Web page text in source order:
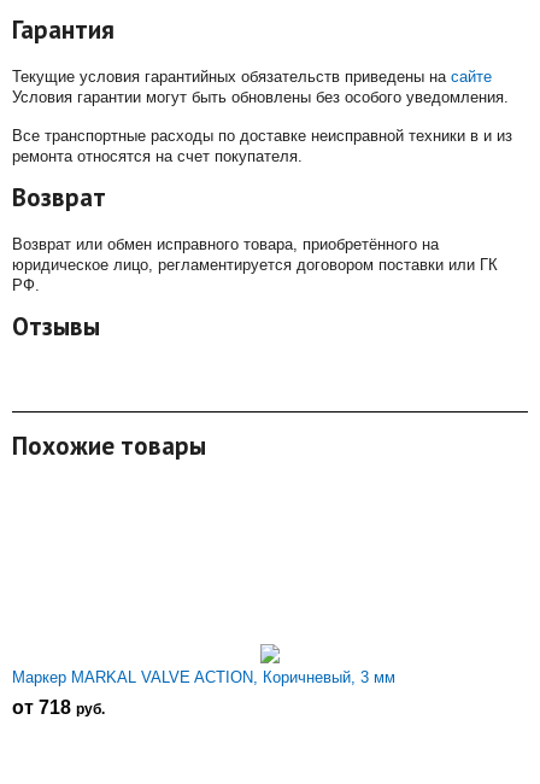
Гарантия
Текущие условия гарантийных обязательств приведены на сайте
Условия гарантии могут быть обновлены без особого уведомления.
Все транспортные расходы по доставке неисправной техники в и из
ремонта относятся на счет покупателя.
Возврат
Возврат или обмен исправного товара, приобретённого на
юридическое лицо, регламентируется договором поставки или ГК
РФ.
Отзывы
Похожие товары
Маркер MARKAL VALVE ACTION, Коричневый, 3 мм
от 718 руб.